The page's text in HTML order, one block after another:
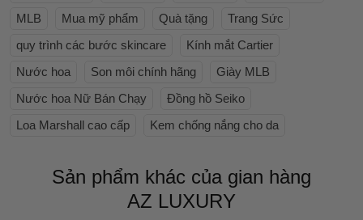
MLB
Mua mỹ phẩm Quà tặng
Trang Sức
quy trình các bước skincare
Kính mắt Cartier
Nước hoa
Son môi chính hãng
Giày MLB
Nước hoa Nữ Bán Chạy
Đồng hồ Seiko
Loa Marshall cao cấp
Kem chống nắng cho da
Sản phẩm khác của gian hàng
AZ LUXURY